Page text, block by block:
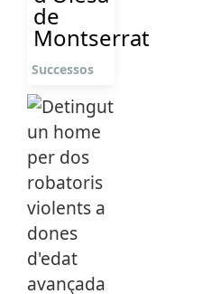
de
Montserrat
Successos